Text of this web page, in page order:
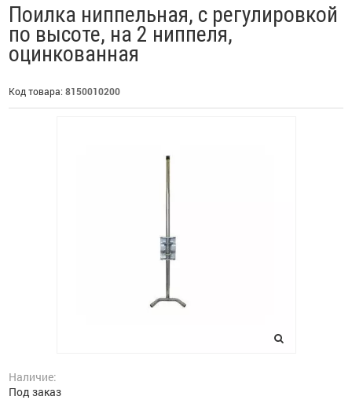
Поилка ниппельная, с регулировкой
по высоте, на 2 ниппеля,
оцинкованная
Код товара: 8150010200
Наличие:
Под заказ